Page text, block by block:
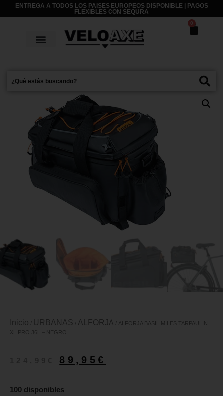
ENTREGA A TODOS LOS PAISES EUROPEOS DISPONIBLE | PAGOS
FLEXIBLES CON SEQURA
0
Inicio URBANAS ALFORJA / ALFORJA BASIL MILES TARPAULIN
XL PRO 36L – NEGRO
89,95€
100 disponibles